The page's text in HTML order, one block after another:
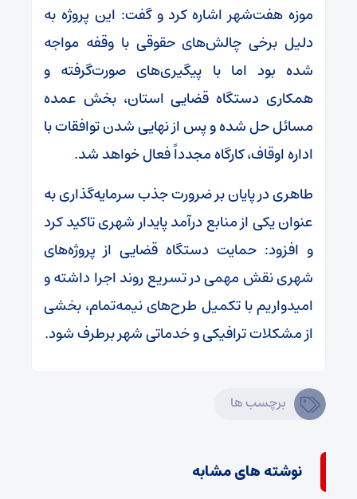
موزه هفت‌شهر اشاره کرد و گفت: این پروژه به
دلیل برخی چالش‌های حقوقی با وقفه مواجه
شده بود اما با پیگیری‌های صورت‌گرفته و
همکاری دستگاه قضایی استان، بخش عمده
مسائل حل شده و پس از نهایی شدن توافقات با
اداره اوقاف، کارگاه مجدداً فعال خواهد شد.
طاهری در پایان بر ضرورت جذب سرمایه‌گذاری به
عنوان یکی از منابع درآمد پایدار شهری تاکید کرد
و افزود: حمایت دستگاه قضایی از پروژه‌های
شهری نقش مهمی در تسریع روند اجرا داشته و
امیدواریم با تکمیل طرح‌های نیمه‌تمام، بخشی
از مشکلات ترافیکی و خدماتی شهر برطرف شود.
برچسب ها
نوشته های مشابه